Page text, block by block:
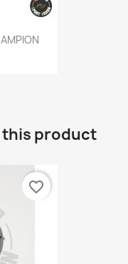
this product
favorite_border